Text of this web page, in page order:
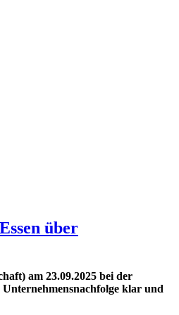
über
am 23.09.2025 bei der
klar und